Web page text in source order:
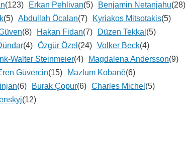
(123) Erkan Pehlivan(5) Benjamin Netanjahu(28)
(5) Abdullah Öcalan(7) Kyriakos Mitsotakis(5)
(8) Hakan Fidan(7) Düzen Tekkal (5)
(4) Özgür Özel (24) Volker Beck(4)
Walter Steinmeier(4) Magdalena Andersson(9)
Güvercin(15) Mazlum Kobanê(6)
(6) Burak Çopur(6) Charles Michel (5)
(12)